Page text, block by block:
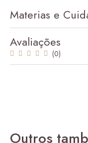
Materias e
Avaliações
(0)
Outros